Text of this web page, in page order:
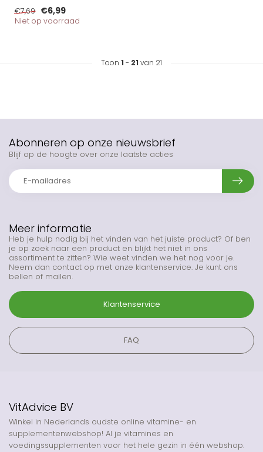
€7,69 €6,99
Niet op voorraad
Toon 1 - 21 van 21
Meer informatie
Heb je hulp nodig bij het vinden van het juiste product? Of ben
je op zoek naar een product en blijkt het niet in ons
assortiment te zitten? Wie weet vinden we het nog voor je.
Neem dan contact op met onze klantenservice. Je kunt ons
bellen of mailen.
Klantenservice
FAQ
Abonneren op onze nieuwsbrief
Blijf op de hoogte over onze laatste acties
VitAdvice BV
Winkel in Nederlands oudste online vitamine- en
supplementenwebshop! Al je vitamines en
voedingssupplementen voor het hele gezin in één webshop.